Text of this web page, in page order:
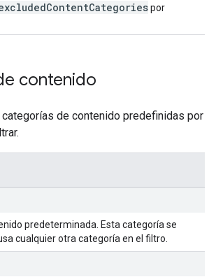
por
contenido
categorías de contenido predefinidas por
predeterminada. Esta categoría se
cualquier otra categoría en el filtro.